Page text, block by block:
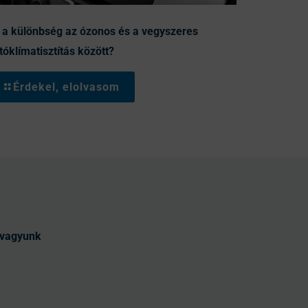
különbség az ózonos és a vegyszeres
között?
Érdekel, elolvasom